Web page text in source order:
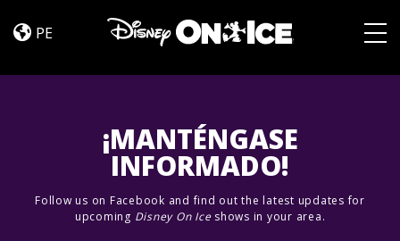
Viaje
PE
¡MANTÉNGASE
INFORMADO!
Follow us on Facebook and find out the latest updates for
upcoming Disney On Iceshows in your area.